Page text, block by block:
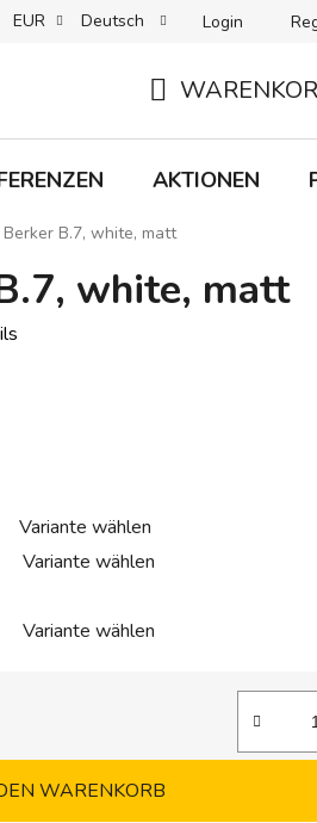
+ LIEFERUNG RÜCKGABEN
EUR Deutsch Login
AKTIONEN
Berker B.7, white, matt
white, matt
Variante wählen
Variante wählen
Variante wählen
WARENKORB